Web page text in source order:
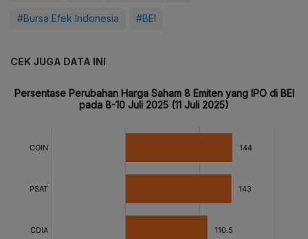
#Bursa Efek Indonesia #BEI
CEK JUGA DATA INI